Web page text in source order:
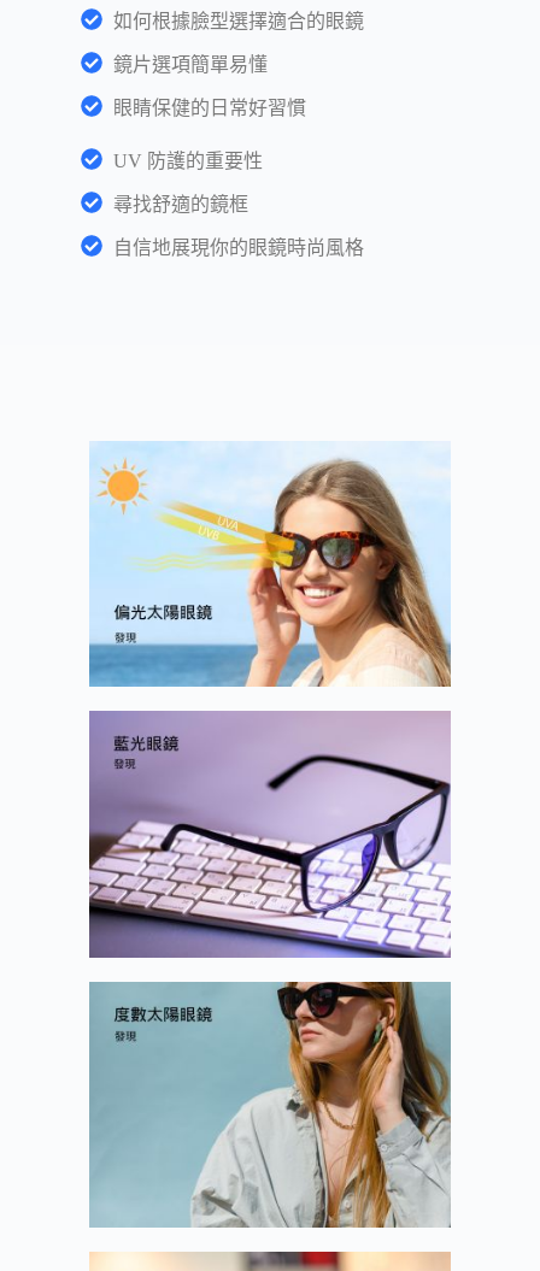
如何根據臉型選擇適合的眼鏡
鏡片選項簡單易懂
眼睛保健的日常好習慣
UV 防護的重要性
尋找舒適的鏡框
自信地展現你的眼鏡時尚風格